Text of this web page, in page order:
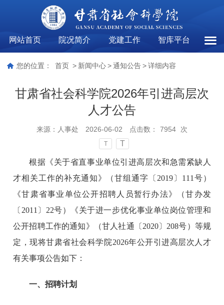
网站首页 院况简介 党建工作 智库平台
通知
您的位置： 首页 > 新闻中心 > 通知公告 > 详细内容
甘肃省社会科学院2026年引进高层次
人才公告
来源： 人事处 2026-06-02 点击数： 7954 次
T T
根据《关于省直事业单位引进高层次和急需紧缺人
才相关工作的补充通知》（甘组通字〔2019〕111号）
《甘肃省事业单位公开招聘人员暂行办法》（甘办发
〔2011〕22号）《关于进一步优化事业单位岗位管理和
公开招聘工作的通知》（甘人社通〔2020〕208号）等规
定，现将甘肃省社会科学院2026年公开引进高层次人才
有关事项公告如下：
一、招聘计划